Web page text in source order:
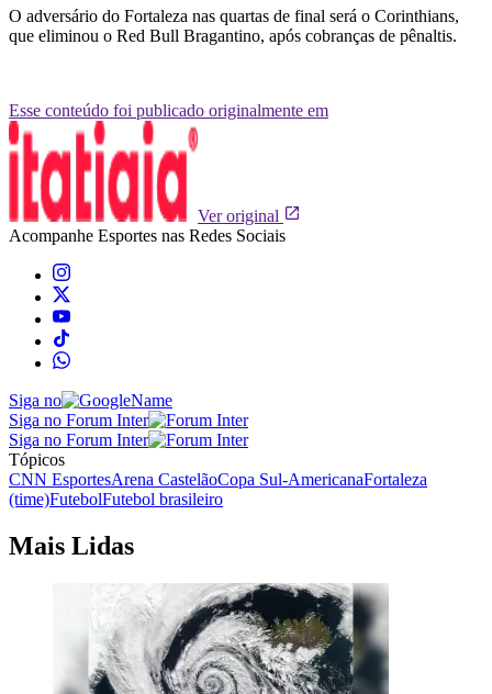
O adversário do Fortaleza nas quartas de final será o Corinthians,
que eliminou o Red Bull Bragantino, após cobranças de pênaltis.
Esse conteúdo foi publicado originalmente em
Ver original
Acompanhe Esportes nas Redes Sociais
Siga no
Siga no Forum Inter
Siga no Forum Inter
Tópicos
CNN EsportesArena CastelãoCopa Sul-AmericanaFortaleza
(time)FutebolFutebol brasileiro
Mais Lidas